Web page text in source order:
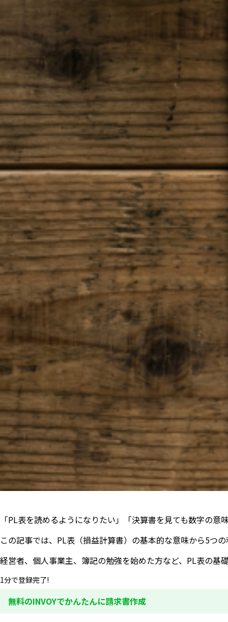
「PL表を読めるようになりたい」「決算書を見ても数字の
この記事では、PL表（損益計算書）の基本的な意味から5つ
経営者、個人事業主、簿記の勉強を始めた方など、PL表の基
1分で登録完了!
無料のINVOYでかんたんに請求書作成